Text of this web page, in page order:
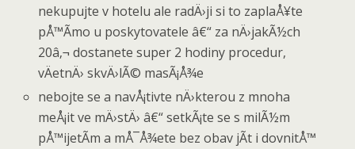
nekupujte v hotelu ale radÄ›ji si to zaplaÅ¥te
pÅ™Ã­mo u poskytovatele â€“ za nÄ›jakÃ½ch
20â‚¬ dostanete super 2 hodiny procedur,
vÄetnÄ› skvÄ›lÃ© masÃ¡Å¾e
nebojte se a navÅ¡tivte nÄ›kterou z mnoha
meÅ¡it ve mÄ›stÄ› â€“ setkÃ¡te se s milÃ½m
pÅ™ijetÃ­m a mÅ¯Å¾ete bez obav jÃ­t i dovnitÅ™